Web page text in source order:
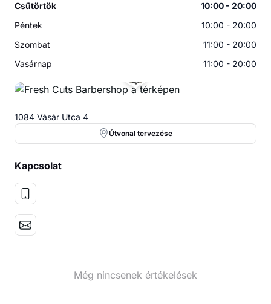
Csütörtök
10:00 - 20:00
Péntek
10:00 - 20:00
Szombat
11:00 - 20:00
Vasárnap
11:00 - 20:00
1084 Vásár Utca 4
Útvonal tervezése
Kapcsolat
Még nincsenek értékelések